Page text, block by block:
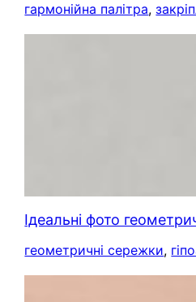
гармонійна палітра,
Ідеальні фото
геометричні сережки,